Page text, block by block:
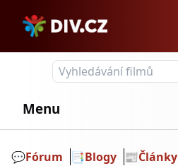
Menu
💬️Fórum 📑Blogy 📰Články